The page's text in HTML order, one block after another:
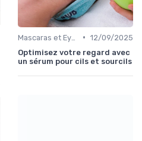
• 12/09/2025
Optimisez votre regard avec
un sérum pour cils et sourcils